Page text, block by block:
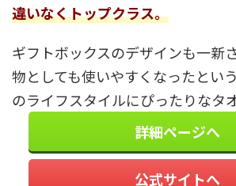
違いなくトップクラス。
ギフトボックスのデザインも一新
物としても使いやすくなったとい
のライフスタイルにぴったりなタ
詳細ページへ
公式サイトへ